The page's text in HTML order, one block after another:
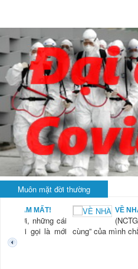
Muôn mặt đời thường
NAM MẤT!
“Xời, những cái
mới gọi là mới
VỀ
cùng” của mình